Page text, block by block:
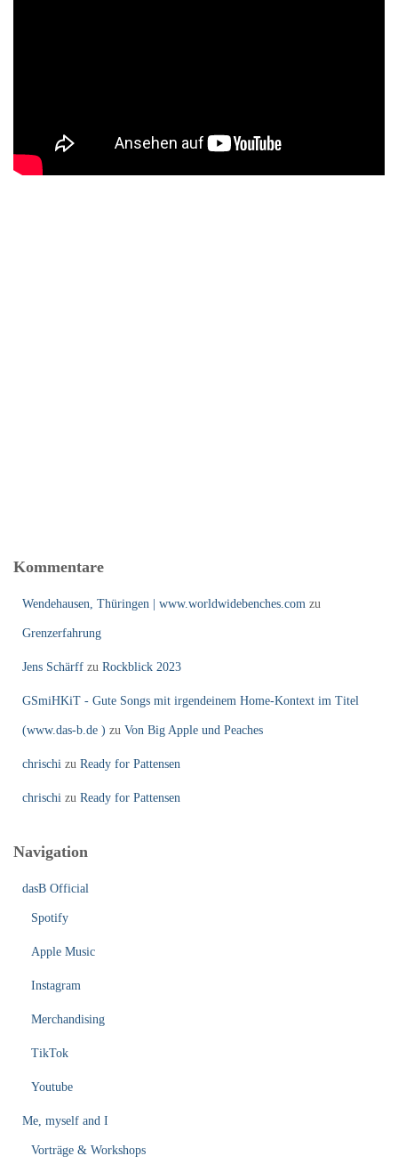
Kommentare
Wendehausen, Thüringen | www.worldwidebenches.com zu
Grenzerfahrung
Jens Schärff zu Rockblick 2023
GSmiHKiT - Gute Songs mit irgendeinem Home-Kontext im Titel
(www.das-b.de ) zu Von Big Apple und Peaches
chrischi zu Ready for Pattensen
chrischi zu Ready for Pattensen
Navigation
dasB Official
Spotify
Apple Music
Instagram
Merchandising
TikTok
Youtube
Me, myself and I
Vorträge & Workshops